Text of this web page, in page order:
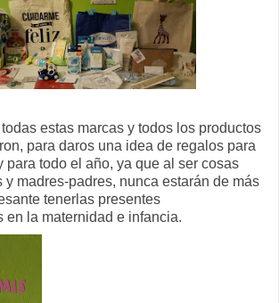
estas marcas y todos los productos
para daros una idea de regalos para
para todo el año, ya que al ser cosas
y madres-padres, nunca estarán de más
tenerlas presentes
en la maternidad e infancia.